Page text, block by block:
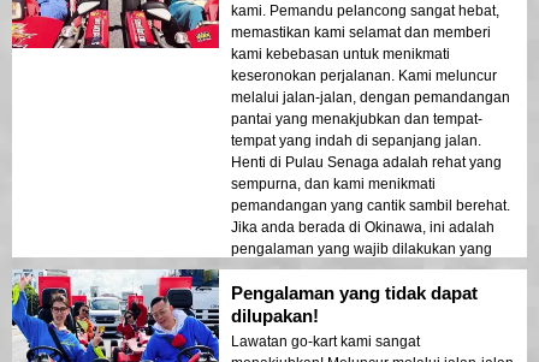
kami. Pemandu pelancong sangat hebat,
memastikan kami selamat dan memberi
kami kebebasan untuk menikmati
keseronokan perjalanan. Kami meluncur
melalui jalan-jalan, dengan pemandangan
pantai yang menakjubkan dan tempat-
tempat yang indah di sepanjang jalan.
Henti di Pulau Senaga adalah rehat yang
sempurna, dan kami menikmati
pemandangan yang cantik sambil berehat.
Jika anda berada di Okinawa, ini adalah
pengalaman yang wajib dilakukan yang
tidak akan anda lupakan!
Pengalaman yang tidak dapat
dilupakan!
Lawatan go-kart kami sangat